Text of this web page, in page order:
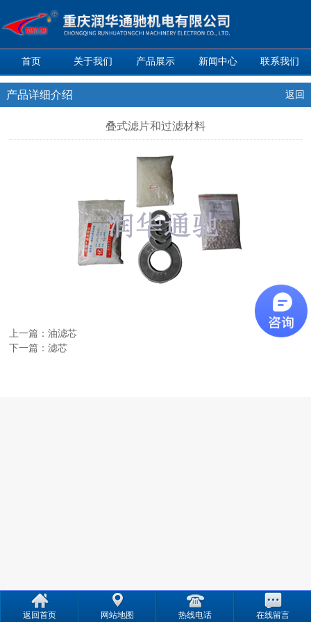
首页 关于我们 产品展示 新闻中心 联系我们
产品详细介绍 返回
叠式滤片和过滤材料
上一篇：油滤芯
下一篇：滤芯
返回首页 网站地图 热线电话 在线留言